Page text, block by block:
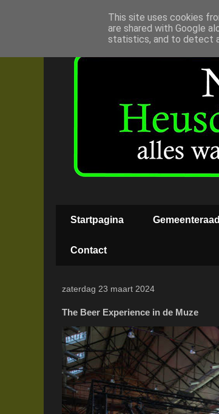
Startpagina Gemeenteraad
Contact
zaterdag 23 maart 2024
The Beer Experience in de Muze
This site uses cookies
are shared with Google
statistics, and to detect